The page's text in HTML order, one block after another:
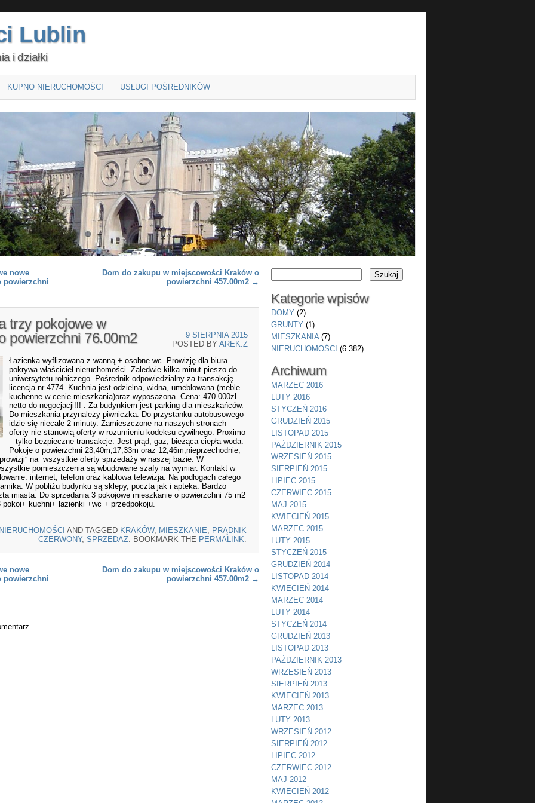
Lublin
i działki
KUPNO NIERUCHOMOŚCI USŁUGI POŚREDNIKÓW
nowe
powierzchni
Dom do zakupu w miejscowości Kraków o
powierzchni 457.00m2 →
trzy pokojowe w
powierzchni 76.00m2
9 SIERPNIA 2015
POSTED BY AREK.Z
Łazienka wyflizowana z wanną + osobne wc. Prowizję dla biura
pokrywa właściciel nieruchomości. Zaledwie kilka minut pieszo do
uniwersytetu rolniczego. Pośrednik odpowiedzialny za transakcję –
licencja nr 4774. Kuchnia jest odzielna, widna, umeblowana (meble
kuchenne w cenie mieszkania)oraz wyposażona. Cena: 470 000zl
netto do negocjacji!!! . Za budynkiem jest parking dla mieszkańców.
Do mieszkania przynależy piwniczka. Do przystanku autobusowego
idzie się niecałe 2 minuty. Zamieszczone na naszych stronach
oferty nie stanowią oferty w rozumieniu kodeksu cywilnego. Proximo
– tylko bezpieczne transakcje. Jest prąd, gaz, bieżąca ciepła woda.
Pokoje o powierzchni 23,40m,17,33m oraz 12,46m,nieprzechodnie,
na wszystkie oferty sprzedaży w naszej bazie. W
pomieszczenia są wbudowane szafy na wymiar. Kontakt w
internet, telefon oraz kablowa telewizja. Na podłogach całego
W pobliżu budynku są sklepy, poczta jak i apteka. Bardzo
miasta. Do sprzedania 3 pokojowe mieszkanie o powierzchni 75 m2
kuchni+ łazienki +wc + przedpokoju.
NIERUCHOMOŚCI AND TAGGED KRAKÓW, MIESZKANIE
PRĄDNIK
CZERWONY, SPRZEDAŻ . BOOKMARK THE PERMALINK
nowe
powierzchni
Dom do zakupu w miejscowości Kraków o
powierzchni 457.00m2 →
Kategorie wpisów
DOMY (2)
GRUNTY (1)
MIESZKANIA(7)
NIERUCHOMOŚCI (6 382)
Archiwum
MARZEC 2016
LUTY 2016
STYCZEŃ 2016
GRUDZIEŃ 2015
LISTOPAD 2015
PAŹDZIERNIK 2015
WRZESIEŃ 2015
SIERPIEŃ 2015
LIPIEC 2015
CZERWIEC 2015
MAJ 2015
KWIECIEŃ 2015
MARZEC 2015
LUTY 2015
STYCZEŃ 2015
GRUDZIEŃ 2014
LISTOPAD 2014
KWIECIEŃ 2014
MARZEC 2014
LUTY 2014
STYCZEŃ 2014
GRUDZIEŃ 2013
LISTOPAD 2013
PAŹDZIERNIK 2013
WRZESIEŃ 2013
SIERPIEŃ 2013
KWIECIEŃ 2013
MARZEC 2013
LUTY 2013
WRZESIEŃ 2012
SIERPIEŃ 2012
LIPIEC 2012
CZERWIEC 2012
MAJ 2012
KWIECIEŃ 2012